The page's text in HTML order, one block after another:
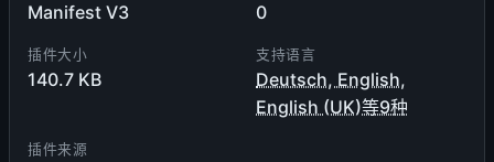
Manifest V3 0
插件大小
140.7 KB
支持语言
Deutsch, English,
English (UK)等9种
插件来源